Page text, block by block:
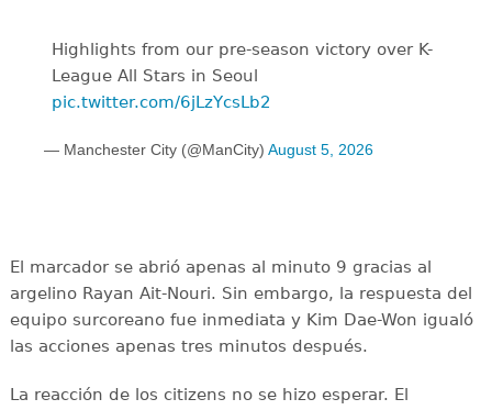
Highlights from our pre-season victory over K-
League All Stars in Seoul
pic.twitter.com/6jLzYcsLb2
— Manchester City (@ManCity) August 5, 2026
El marcador se abrió apenas al minuto 9 gracias al
argelino Rayan Ait-Nouri. Sin embargo, la respuesta del
equipo surcoreano fue inmediata y Kim Dae-Won igualó
las acciones apenas tres minutos después.
La reacción de los citizens no se hizo esperar. El